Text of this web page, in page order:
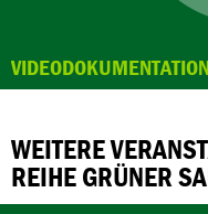
WEITERE
REIHE GRÜNER